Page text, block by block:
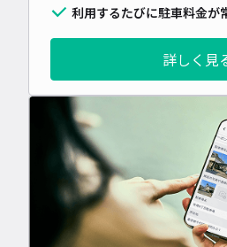
利用するたびに駐車料金が
詳しく見